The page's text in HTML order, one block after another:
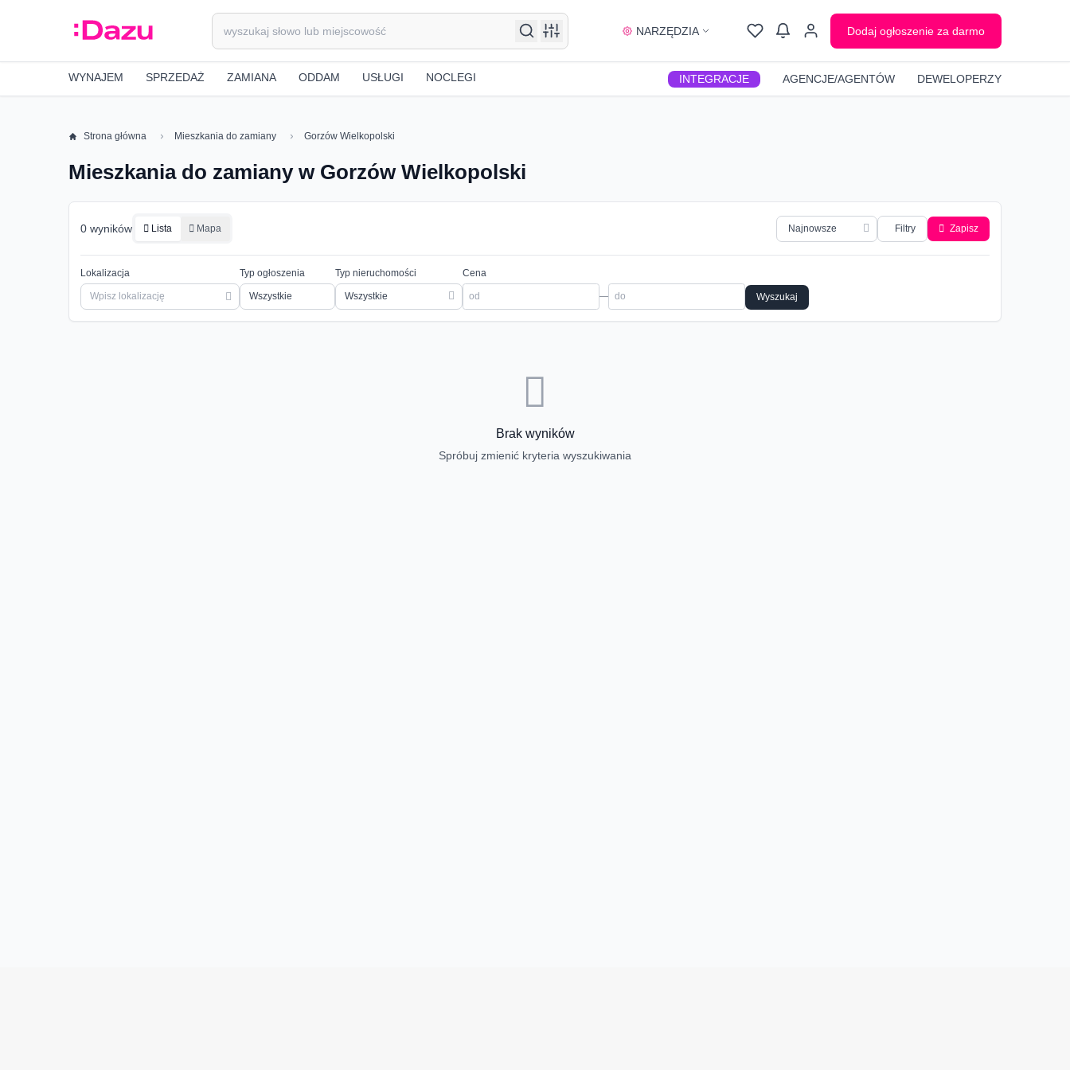
NARZĘDZIA Dodaj ogłoszenie za darmo
WYNAJEM SPRZEDAŻ ZAMIANA ODDAM USŁUGI NOCLEGI INTEGRACJE AGENCJE/AGENTÓW DEWELOPERZY
Strona główna Mieszkania do zamiany Gorzów Wielkopolski
Mieszkania do zamiany w Gorzów Wielkopolski
0 wyników Lista Mapa Filtry Zapisz
Lokalizacja Typ ogłoszenia Typ nieruchomości
Wszystkie
Cena
— Wyszukaj
Brak wyników
Spróbuj zmienić kryteria wyszukiwania